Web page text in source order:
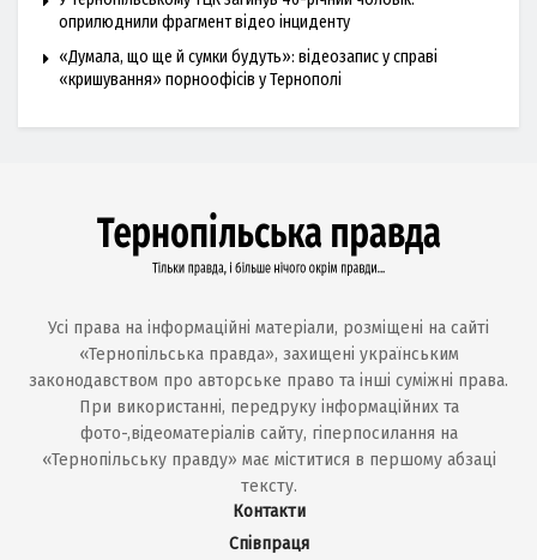
оприлюднили фрагмент відео інциденту
«Думала, що ще й сумки будуть»: відеозапис у справі
«кришування» порноофісів у Тернополі
Усі права на інформаційні матеріали, розміщені на сайті
«Тернопільська правда», захищені українським
законодавством про авторське право та інші суміжні права.
При використанні, передруку інформаційних та
фото-,відеоматеріалів сайту, гіперпосилання на
«Тернопільську правду» має міститися в першому абзаці
тексту.
Контакти
Співпраця